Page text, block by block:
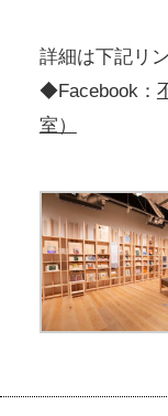
詳細は下記リ
◆Facebook：
室）